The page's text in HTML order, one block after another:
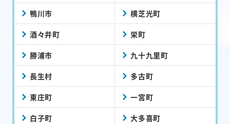
鴨川市 横芝光町
酒々井町 栄町
勝浦市 九十九里町
長生村 多古町
東庄町 一宮町
白子町 大多喜町